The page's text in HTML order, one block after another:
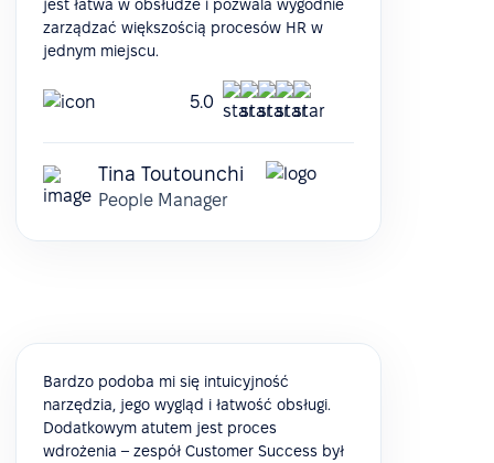
jest łatwa w obsłudze i pozwala wygodnie
zarządzać większością procesów HR w
jednym miejscu.
5.0
Tina Toutounchi
People Manager
Bardzo podoba mi się intuicyjność
narzędzia, jego wygląd i łatwość obsługi.
Dodatkowym atutem jest proces
wdrożenia – zespół Customer Success był